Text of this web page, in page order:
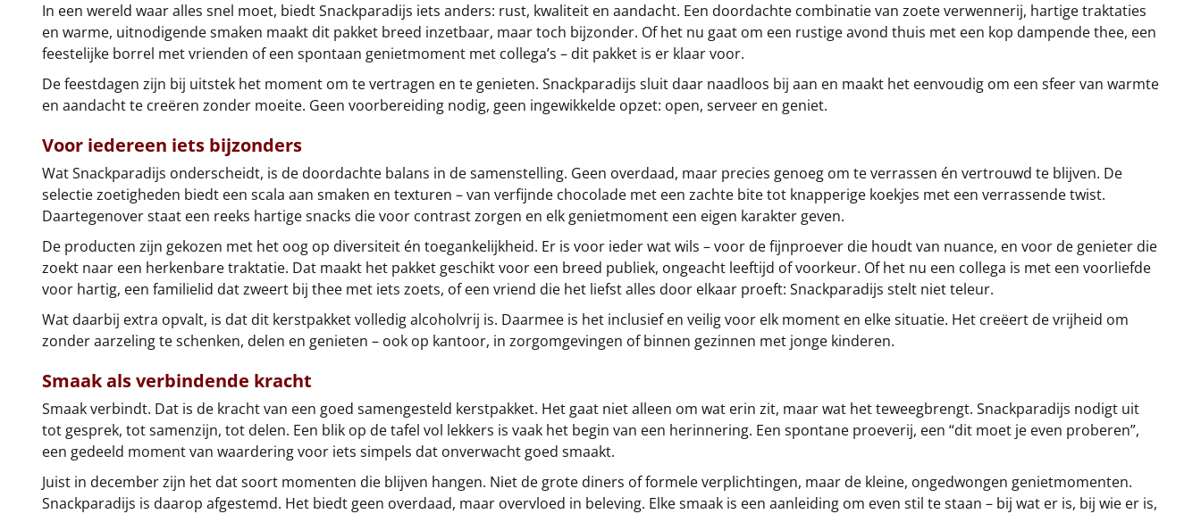
In een wereld waar alles snel moet, biedt Snackparadijs iets anders: rust, kwaliteit en aandacht. Een doordachte combinatie van zoete verwennerij, hartige traktaties
en warme, uitnodigende smaken maakt dit pakket breed inzetbaar, maar toch bijzonder. Of het nu gaat om een rustige avond thuis met een kop dampende thee, een
feestelijke borrel met vrienden of een spontaan genietmoment met collega’s – dit pakket is er klaar voor.
De feestdagen zijn bij uitstek het moment om te vertragen en te genieten. Snackparadijs sluit daar naadloos bij aan en maakt het eenvoudig om een sfeer van warmte
en aandacht te creëren zonder moeite. Geen voorbereiding nodig, geen ingewikkelde opzet: open, serveer en geniet.
Voor iedereen iets bijzonders
Wat Snackparadijs onderscheidt, is de doordachte balans in de samenstelling. Geen overdaad, maar precies genoeg om te verrassen én vertrouwd te blijven. De
selectie zoetigheden biedt een scala aan smaken en texturen – van verfijnde chocolade met een zachte bite tot knapperige koekjes met een verrassende twist.
Daartegenover staat een reeks hartige snacks die voor contrast zorgen en elk genietmoment een eigen karakter geven.
De producten zijn gekozen met het oog op diversiteit én toegankelijkheid. Er is voor ieder wat wils – voor de fijnproever die houdt van nuance, en voor de genieter die
zoekt naar een herkenbare traktatie. Dat maakt het pakket geschikt voor een breed publiek, ongeacht leeftijd of voorkeur. Of het nu een collega is met een voorliefde
voor hartig, een familielid dat zweert bij thee met iets zoets, of een vriend die het liefst alles door elkaar proeft: Snackparadijs stelt niet teleur.
Wat daarbij extra opvalt, is dat dit kerstpakket volledig alcoholvrij is. Daarmee is het inclusief en veilig voor elk moment en elke situatie. Het creëert de vrijheid om
zonder aarzeling te schenken, delen en genieten – ook op kantoor, in zorgomgevingen of binnen gezinnen met jonge kinderen.
Smaak als verbindende kracht
Smaak verbindt. Dat is de kracht van een goed samengesteld kerstpakket. Het gaat niet alleen om wat erin zit, maar wat het teweegbrengt. Snackparadijs nodigt uit
tot gesprek, tot samenzijn, tot delen. Een blik op de tafel vol lekkers is vaak het begin van een herinnering. Een spontane proeverij, een “dit moet je even proberen”,
een gedeeld moment van waardering voor iets simpels dat onverwacht goed smaakt.
Juist in december zijn het dat soort momenten die blijven hangen. Niet de grote diners of formele verplichtingen, maar de kleine, ongedwongen genietmomenten.
Snackparadijs is daarop afgestemd. Het biedt geen overdaad, maar overvloed in beleving. Elke smaak is een aanleiding om even stil te staan – bij wat er is, bij wie er is,